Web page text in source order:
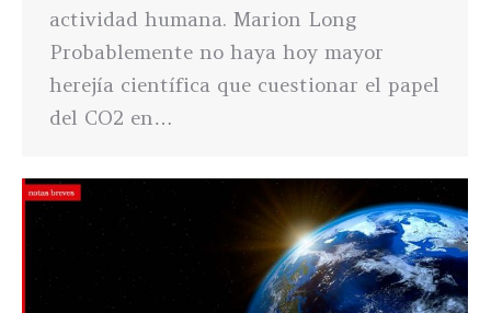
actividad humana. Marion Long
Probablemente no haya hoy mayor
herejía científica que cuestionar el papel
del CO2 en…